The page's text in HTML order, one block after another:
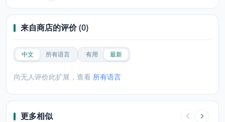
来自商店的评价 (0)
中文 所有语言 有用 最新
尚无人评价此扩展，查看 所有语言
更多相似